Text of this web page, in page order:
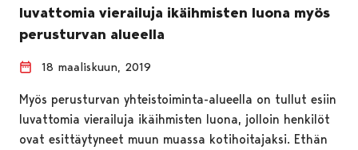
luvattomia vierailuja ikäihmisten luona myös
perusturvan alueella
18 maaliskuun, 2019
Myös perusturvan yhteistoiminta-alueella on tullut esiin
luvattomia vierailuja ikäihmisten luona, jolloin henkilöt
ovat esittäytyneet muun muassa kotihoitajaksi. Ethän